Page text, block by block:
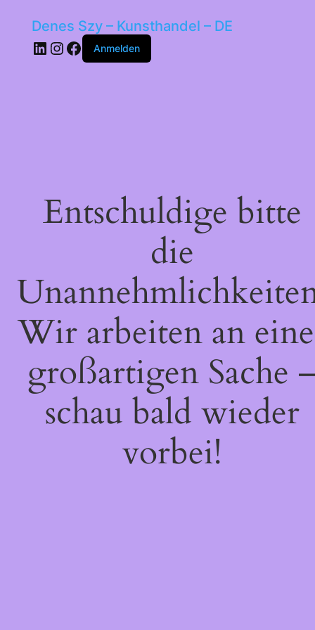
Denes Szy – Kunsthandel – DE
LinkedIn
Instagram
Facebook
Anmelden
Entschuldige bitte
die
Wir arbeiten an
großartigen Sache
schau bald wieder
vorbei!